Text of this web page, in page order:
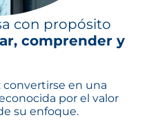
con propósito
comprender y
convertirse en una
por el valor
su enfoque.